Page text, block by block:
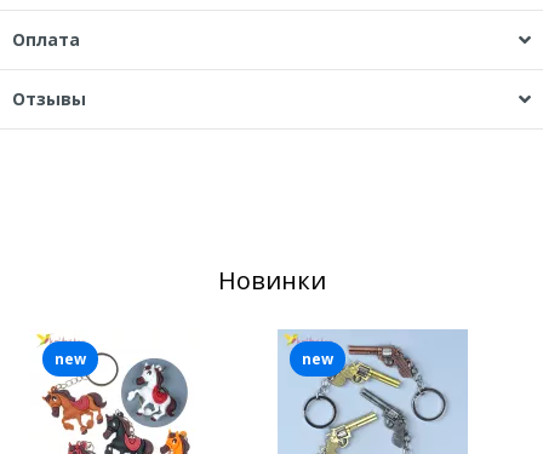
Оплата
Отзывы
Новинки
new new